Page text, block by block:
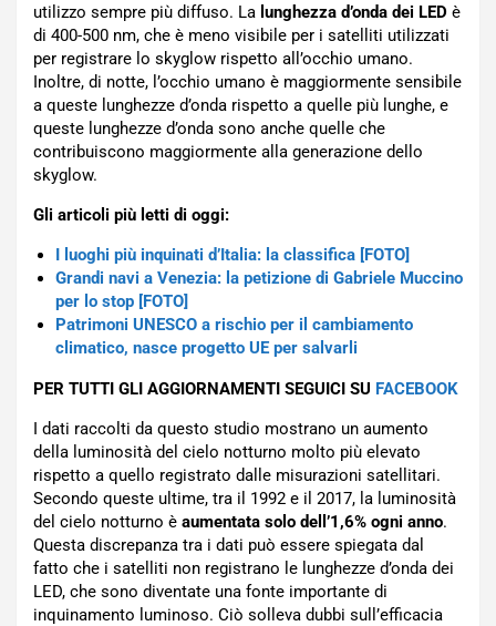
utilizzo sempre più diffuso. La lunghezza d’onda dei LED è
di 400-500 nm, che è meno visibile per i satelliti utilizzati
per registrare lo skyglow rispetto all’occhio umano.
Inoltre, di notte, l’occhio umano è maggiormente sensibile
a queste lunghezze d’onda rispetto a quelle più lunghe, e
queste lunghezze d’onda sono anche quelle che
contribuiscono maggiormente alla generazione dello
skyglow.
Gli articoli più letti di oggi:
I luoghi più inquinati d’Italia: la classifica [FOTO]
Grandi navi a Venezia: la petizione di Gabriele Muccino
per lo stop [FOTO]
Patrimoni UNESCO a rischio per il cambiamento
climatico, nasce progetto UE per salvarli
PER TUTTI GLI AGGIORNAMENTI SEGUICI SU FACEBOOK
I dati raccolti da questo studio mostrano un aumento
della luminosità del cielo notturno molto più elevato
rispetto a quello registrato dalle misurazioni satellitari.
Secondo queste ultime, tra il 1992 e il 2017, la luminosità
del cielo notturno è aumentata solo dell’1,6% ogni anno.
Questa discrepanza tra i dati può essere spiegata dal
fatto che i satelliti non registrano le lunghezze d’onda dei
LED, che sono diventate una fonte importante di
inquinamento luminoso. Ciò solleva dubbi sull’efficacia